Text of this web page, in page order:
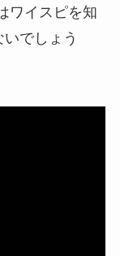
ワイスピを知
でしょう